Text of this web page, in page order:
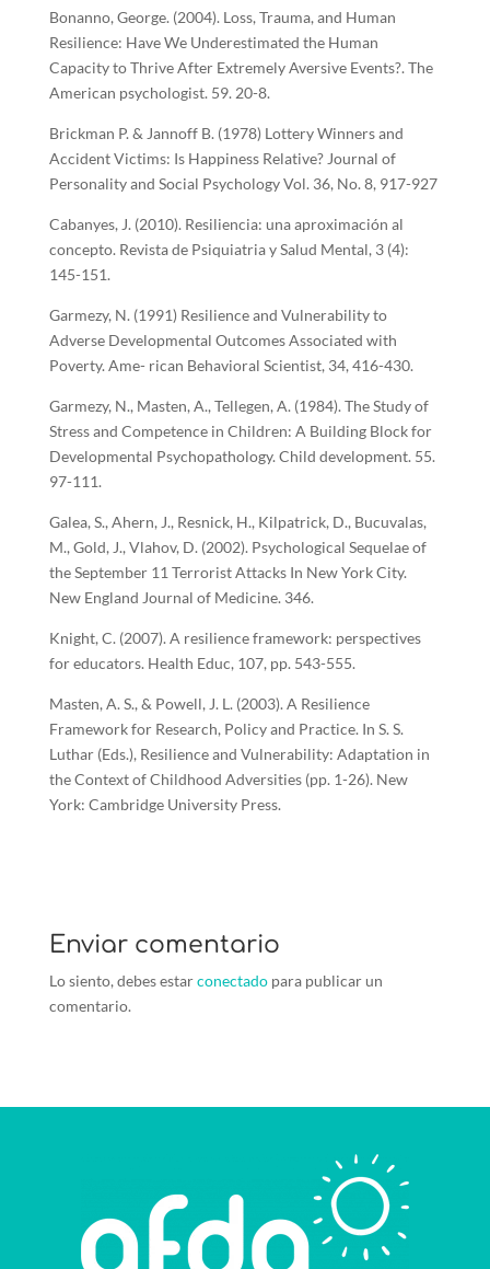
Bonanno, George. (2004). Loss, Trauma, and Human
Resilience: Have We Underestimated the Human
Capacity to Thrive After Extremely Aversive Events?. The
American psychologist. 59. 20-8.
Brickman P. & Jannoff B. (1978) Lottery Winners and
Accident Victims: Is Happiness Relative? Journal of
Personality and Social Psychology Vol. 36, No. 8, 917-927
Cabanyes, J. (2010). Resiliencia: una aproximación al
concepto. Revista de Psiquiatria y Salud Mental, 3 (4):
145-151.
Garmezy, N. (1991) Resilience and Vulnerability to
Adverse Developmental Outcomes Associated with
Poverty. Ame- rican Behavioral Scientist, 34, 416-430.
Garmezy, N., Masten, A., Tellegen, A. (1984). The Study of
Stress and Competence in Children: A Building Block for
Developmental Psychopathology. Child development. 55.
97-111.
Galea, S., Ahern, J., Resnick, H., Kilpatrick, D., Bucuvalas,
M., Gold, J., Vlahov, D. (2002). Psychological Sequelae of
the September 11 Terrorist Attacks In New York City.
New England Journal of Medicine. 346.
Knight, C. (2007). A resilience framework: perspectives
for educators. Health Educ, 107, pp. 543-555.
Masten, A. S., & Powell, J. L. (2003). A Resilience
Framework for Research, Policy and Practice. In S. S.
Luthar (Eds.), Resilience and Vulnerability: Adaptation in
the Context of Childhood Adversities (pp. 1-26). New
York: Cambridge University Press.
Enviar comentario
Lo siento, debes estarconectadopara publicar un
comentario.